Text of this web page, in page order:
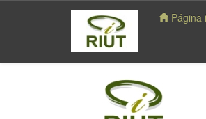
navigation
Página